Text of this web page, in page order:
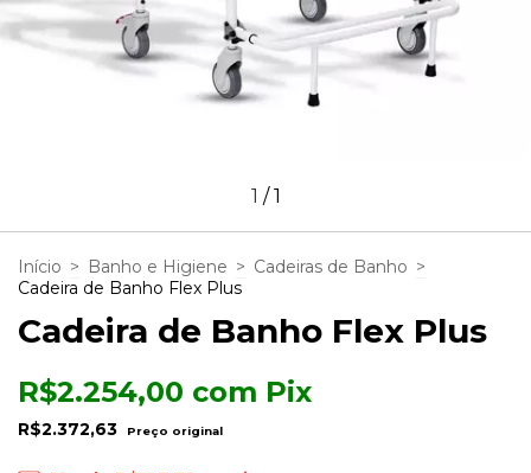
1 /1
Início > Banho e Higiene > Cadeiras de Banho >
Cadeira de Banho Flex Plus
Cadeira de Banho Flex Plus
R$2.372,63
R$2.254,00 com Pix